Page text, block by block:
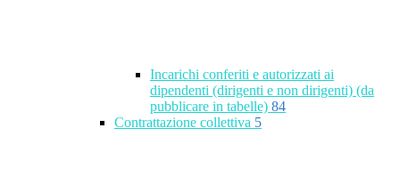
Incarichi conferiti e autorizzati ai
dipendenti (dirigenti e non dirigenti) (da
pubblicare in tabelle) 84
Contrattazione collettiva 5